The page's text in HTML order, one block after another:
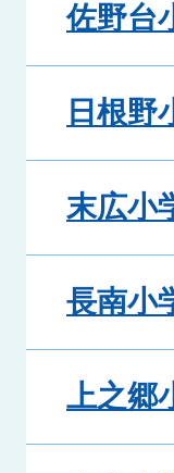
佐野台
日根野
末広小
長南小
上之郷